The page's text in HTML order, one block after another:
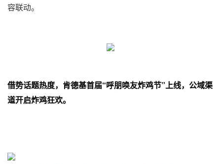
容联动。
借势话题热度，肯德基首届“呼朋唤友炸鸡节”上线，公域渠
道开启炸鸡狂欢。